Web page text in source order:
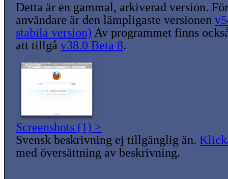
Detta är en gammal, arkiverad version.
användare är den lämpligaste versionen
stabila version) Av programmet finns
att tillgå v38.0 Beta 8.
Screenshots (1) >
Svensk beskrivning ej tillgänglig än.
med översättning av beskrivning.